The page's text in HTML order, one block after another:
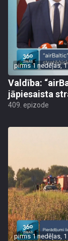
pirms 1 nedēļas,
Valdība:
jāpiesaista
409. epizode
pirms 1 nedēļas,